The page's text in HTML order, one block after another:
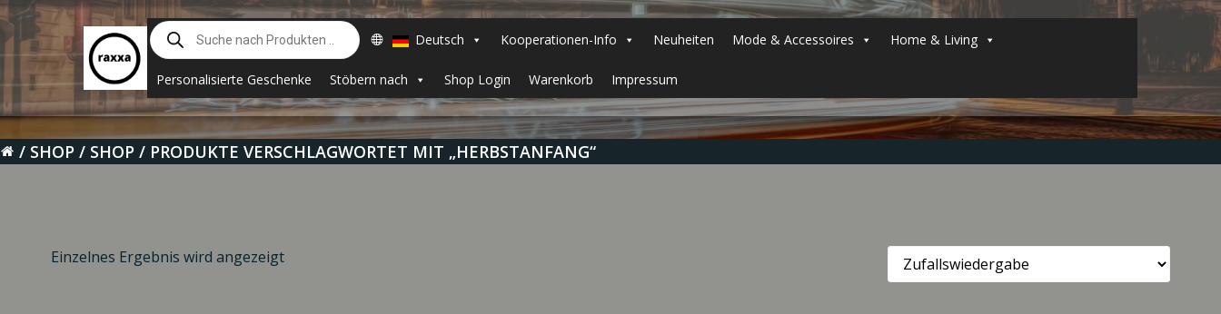
Zum
Inhalt
springen
Suche
nach
Produkten
Deutsch Kooperationen-Info Neuheiten Mode & Accessoires Home & Living
Personalisierte Geschenke Stöbern nach Shop Login Warenkorb Impressum
SHOP SHOP PRODUKTE VERSCHLAGWORTET MIT „HERBSTANFANG“
Einzelnes Ergebnis wird angezeigt